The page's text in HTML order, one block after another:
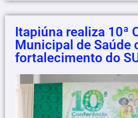
Itapiúna realiza 10ª
Municipal de Saúde
fortalecimento do